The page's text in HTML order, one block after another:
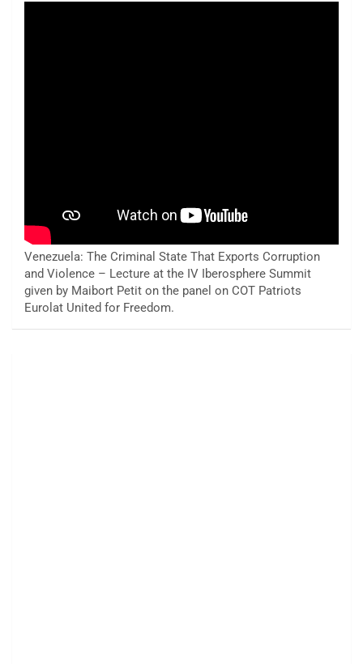
Venezuela: The Criminal State That Exports Corruption
and Violence – Lecture at the IV Iberosphere Summit
given by Maibort Petit on the panel on COT Patriots
Eurolat United for Freedom.